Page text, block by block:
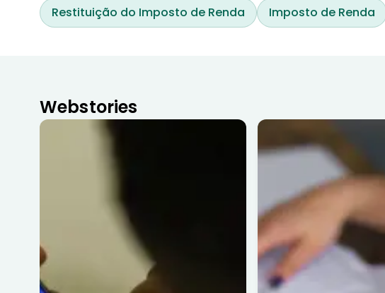
Restituição do Imposto de Renda Imposto de Renda
Webstories